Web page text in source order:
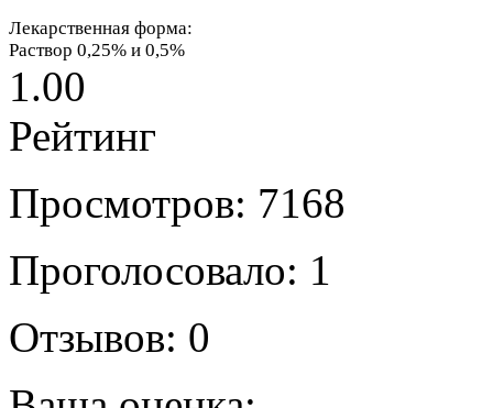
Лекарственная форма:
Раствор 0,25% и 0,5%
1.00
Рейтинг
Просмотров: 7168
Проголосовало: 1
Отзывов: 0